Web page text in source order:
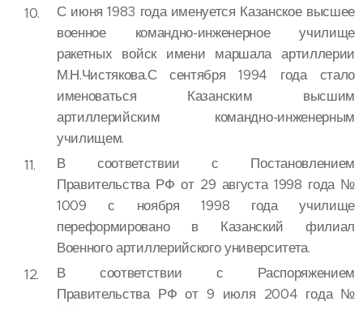
С июня 1983 года именуется Казанское высшее
военное командно-инженерное училище
ракетных войск имени маршала артиллерии
М.Н.Чистякова.С сентября 1994 года стало
именоваться Казанским высшим
артиллерийским командно-инженерным
училищем.
В соответствии с Постановлением
Правительства РФ от 29 августа 1998 года №
1009 с ноября 1998 года училище
переформировано в Казанский филиал
Военного артиллерийского университета.
В соответствии с Распоряжением
Правительства РФ от 9 июля 2004 года №